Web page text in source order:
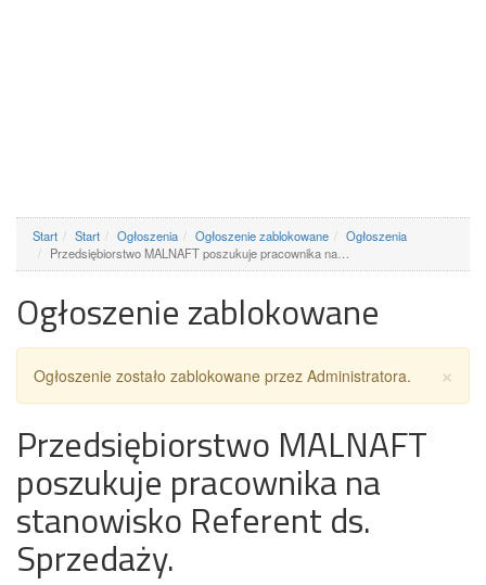
Start Start Ogłoszenia Ogłoszenie zablokowane
Ogłoszenia
Przedsiębiorstwo MALNAFT poszukuje pracownika na…
Ogłoszenie zablokowane
×
Ogłoszenie zostało zablokowane przez Administratora.
Przedsiębiorstwo MALNAFT
poszukuje pracownika na
stanowisko Referent ds.
Sprzedaży.